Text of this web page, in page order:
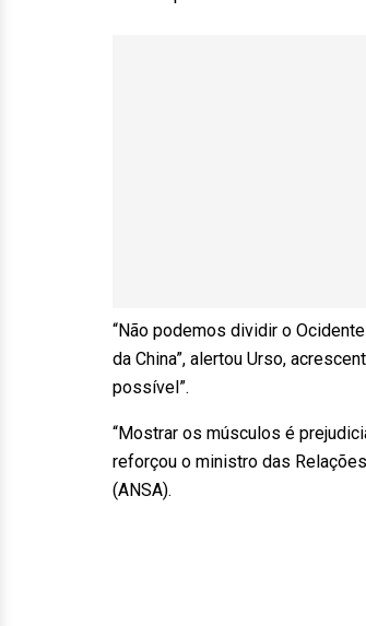
“Não podemos dividir o
da China”, alertou Urso,
possível”.
“Mostrar os músculos é
reforçou o ministro das
(ANSA).